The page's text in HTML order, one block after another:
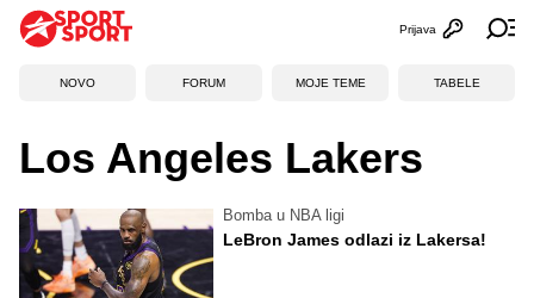
Otvori
Prijava
NOVO FORUM MOJE TEME TABELE
Los Angeles Lakers
Bomba u NBA ligi
LeBron James odlazi iz Lakersa!